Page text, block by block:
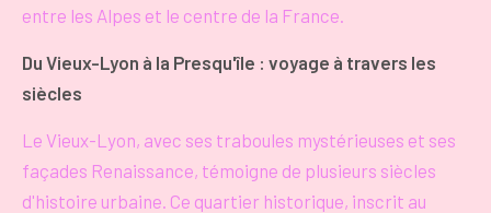
entre les Alpes et le centre de la France.
Du Vieux-Lyon à la Presqu'île : voyage à travers les
siècles
Le Vieux-Lyon, avec ses traboules mystérieuses et ses
façades Renaissance, témoigne de plusieurs siècles
d'histoire urbaine. Ce quartier historique, inscrit au